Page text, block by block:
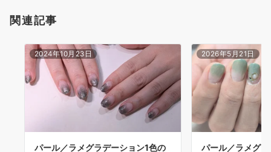
関連記事
2024年10月23日
パール／ラメグラデーション1色の
2026年5月21日
パール／ラメグ